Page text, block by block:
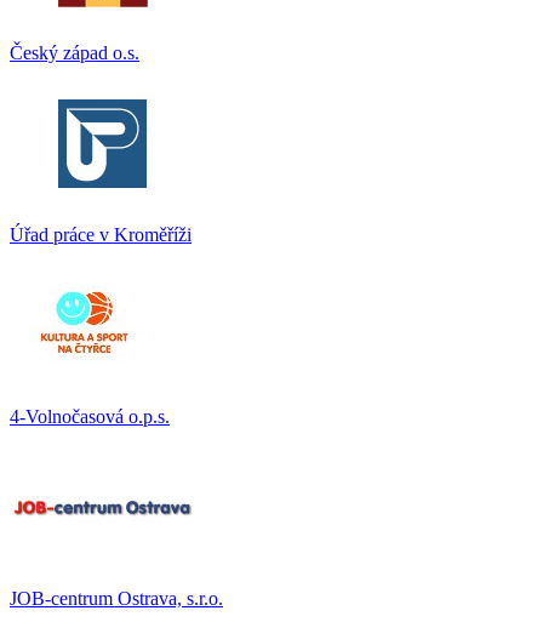
Český západ o.s.
Úřad práce v Kroměříži
4-Volnočasová o.p.s.
JOB-centrum Ostrava, s.r.o.